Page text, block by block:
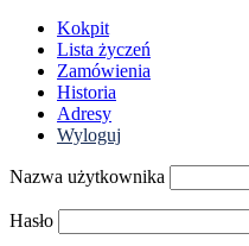
Kokpit
Lista życzeń
Zamówienia
Historia
Adresy
Wyloguj
Nazwa użytkownika
Hasło